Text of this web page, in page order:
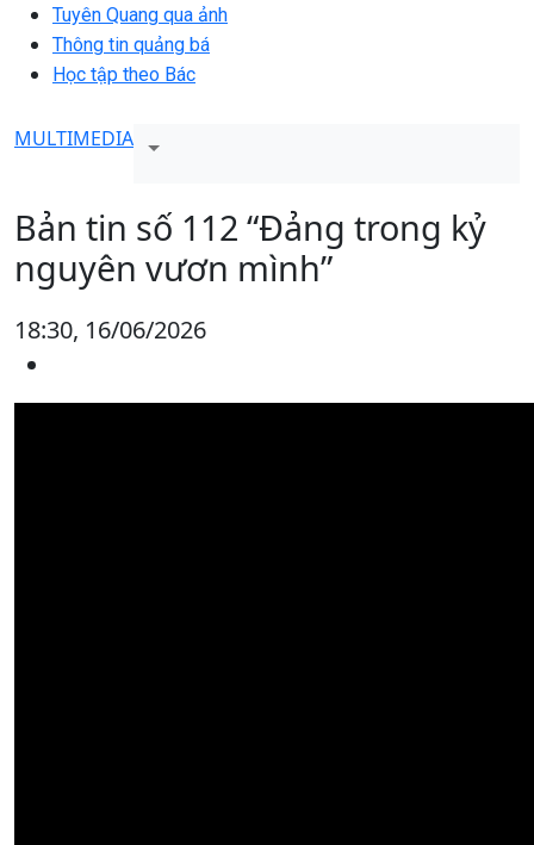
Tuyên Quang qua ảnh
Thông tin quảng bá
Học tập theo Bác
MULTIMEDIA
Bản tin số 112 “Đảng trong kỷ
nguyên vươn mình”
18:30, 16/06/2026